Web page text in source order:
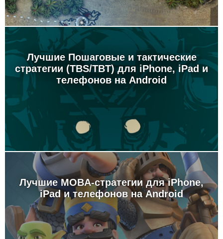
Лучшие Пошаговые и тактические
стратегии (TBS/TBT) для iPhone, iPad и
телефонов на Android
Лучшие MOBA-стратегии для iPhone,
iPad и телефонов на Android